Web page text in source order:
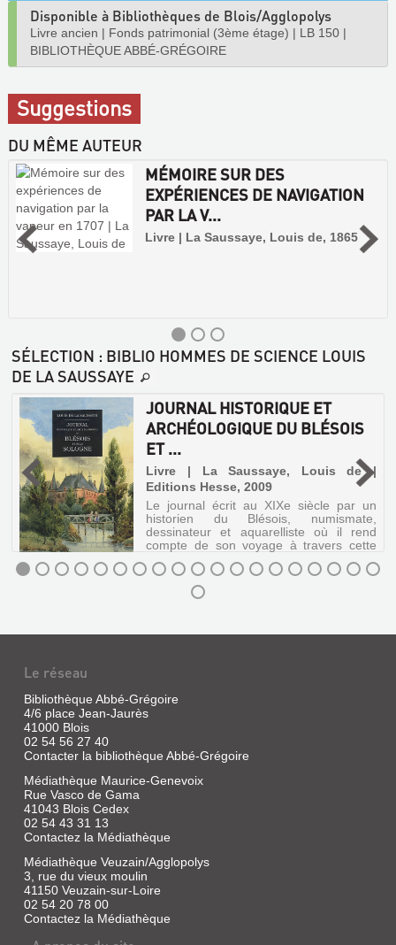
Disponible à Bibliothèques de Blois/Agglopolys
Livre ancien | Fonds patrimonial (3ème étage) | LB 150 |
BIBLIOTHÈQUE ABBÉ-GRÉGOIRE
Suggestions
DU MÊME AUTEUR
MÉMOIRE SUR DES
EXPÉRIENCES DE NAVIGATION
PAR LA V...
Livre | La Saussaye, Louis de, 1865
SUR
DES
EXPÉRIENCES
DE
NAVIGATION
PAR
LA
V...
Livre
La
Saussaye,
Louis
de,
1865
SÉLECTION : BIBLIO HOMMES DE SCIENCE LOUIS
DE LA SAUSSAYE
JOURNAL HISTORIQUE ET
ARCHÉOLOGIQUE DU BLÉSOIS
ET ...
Livre | La Saussaye, Louis de |
Editions Hesse, 2009
Le journal écrit au XIXe siècle par un
historien du Blésois, numismate,
dessinateur et aquarelliste où il rend
compte de son voyage à travers cette
région de faits archéologiques,
historiques et personnels.
ARCHÉOLOGIQUE
DU
BLÉSOIS
ET
...
|
La
Saussaye,
Louis
de
|
Editions
Hesse,
2009
journal
Le réseau
Bibliothèque Abbé-Grégoire
4/6 place Jean-Jaurès
41000 Blois
02 54 56 27 40
Contacter la bibliothèque Abbé-Grégoire
Médiathèque Maurice-Genevoix
Rue Vasco de Gama
41043 Blois Cedex
02 54 43 31 13
Contactez la Médiathèque
Médiathèque Veuzain/Agglopolys
3, rue du vieux moulin
41150 Veuzain-sur-Loire
02 54 20 78 00
Contactez la Médiathèque